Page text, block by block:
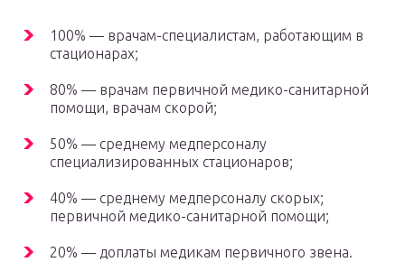
100% — врачам-специалистам, работающим в
стационарах;
80% — врачам первичной медико-санитарной
помощи, врачам скорой;
50% — среднему медперсоналу
специализированных стационаров;
40% — среднему медперсоналу скорых;
первичной медико-санитарной помощи;
20% — доплаты медикам первичного звена.